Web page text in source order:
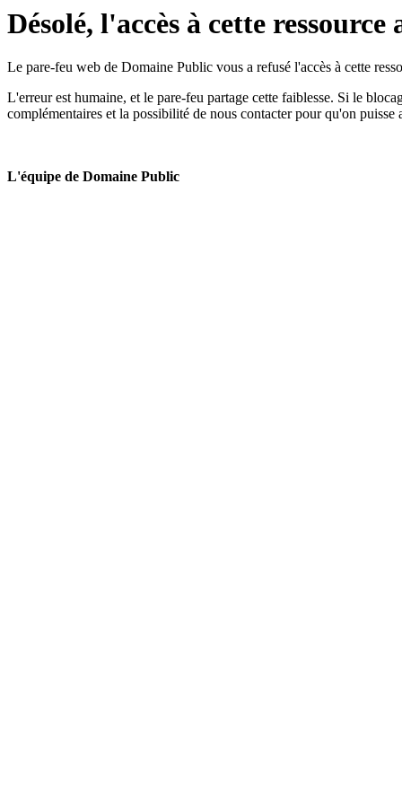
Désolé, l'accès à cette ressource
Le pare-feu web de Domaine Public vous a refusé l'accès à cette
L'erreur est humaine, et le pare-feu partage cette faiblesse. Si le
complémentaires et la possibilité de nous contacter pour qu'on puisse
L'équipe de Domaine Public